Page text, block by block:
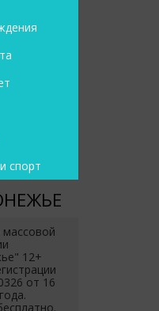
спорт
массовой
12+
от 16